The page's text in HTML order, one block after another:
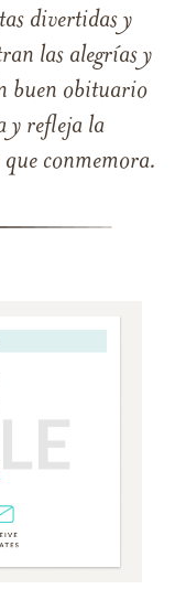
divertidas y
las alegrías y
buen obituario
y refleja la
conmemora.